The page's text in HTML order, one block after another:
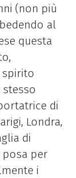
(non più
al
questa
spirito
di
Londra,
di
posa per
i